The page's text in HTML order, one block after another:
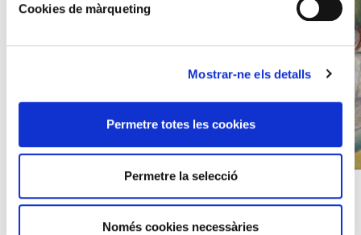
Cookies de màrqueting
Mostrar-ne els detalls
Permetre totes les cookies
Permetre la selecció
Només cookies necessàries
MARIÀ FORTUNY I
MARSAL
Retrat de José Faraudo
JOAN SANDALINAS
Composició de figures